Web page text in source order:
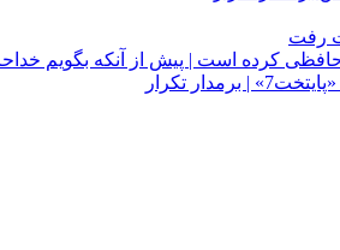
کرده است | پیش از آنکه بگویم
تکرار